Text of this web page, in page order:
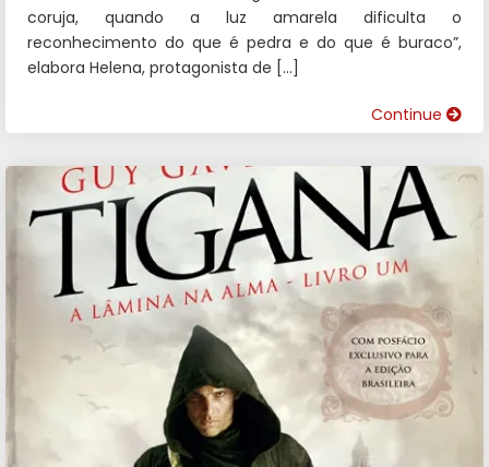
coruja, quando a luz amarela dificulta o
reconhecimento do que é pedra e do que é buraco”,
elabora Helena, protagonista de […]
Continue